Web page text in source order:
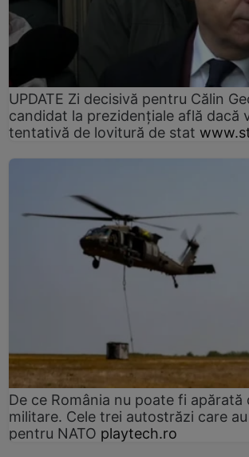
UPDATE Zi decisivă pentru Călin
candidat la prezidențiale află dacă
tentativă de lovitură de stat
De ce România nu poate fi apărată
militare. Cele trei autostrăzi care
pentru NATO playtech.ro